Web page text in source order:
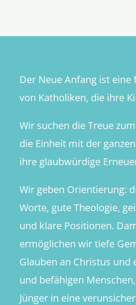
Der Neue Anfang ist
von Katholiken, die ihre
Wir suchen die Treue
die Einheit mit der
ihre glaubwürdige
Wir geben Orientierung:
Worte, gute Theologie,
und klare Positionen.
ermöglichen wir tiefe
Glauben an Christus und
und befähigen
Jünger in eine